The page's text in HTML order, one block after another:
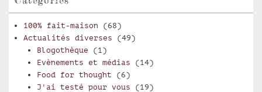
100% fait-maison (68)
Actualités diverses (49)
Blogothèque (1)
Evènements et médias (14)
Food for thought (6)
J'ai testé pour vous (19)